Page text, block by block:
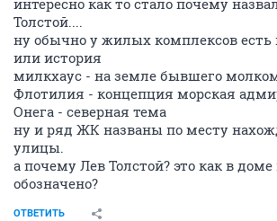
интересно как то стало почему
Толстой....
ну обычно у жилых комплексов есть
или история
милкхаус - на земле бывшего
Флотилия - концепция морская
Онега - северная тема
ну и ряд ЖК названы по месту
улицы.
а почему Лев Толстой? это как в
обозначено?
ОТВЕТИТЬ